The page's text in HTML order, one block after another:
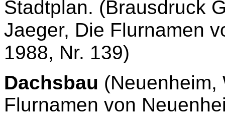
Stadtplan. (Brausdruck
Jaeger, Die Flurnamen
1988, Nr. 139)
Dachsbau
Flurnamen von